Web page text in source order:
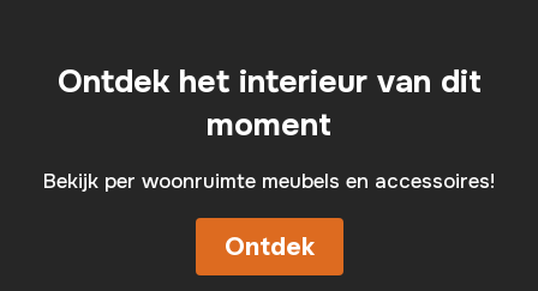
Ontdek het interieur van dit
moment
Bekijk per woonruimte meubels en accessoires!
Ontdek